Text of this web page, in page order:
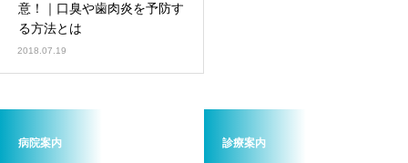
意！｜口臭や歯肉炎を予防す
る方法とは
2018.07.19
病院案内 診療案内